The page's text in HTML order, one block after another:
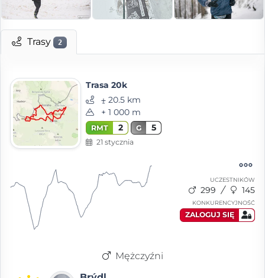
Trasy 2
Trasa 20k
⨦ 20.5 km
+ 1 000 m
RMT 2 G 5
21 stycznia
UCZESTNIKÓW
299 145
KONKURENCYJNOŚĆ
ZALOGUJ SIĘ
Mężczyźni